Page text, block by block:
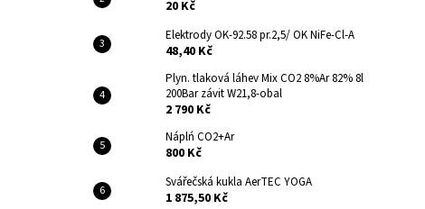
20 Kč
Elektrody OK-92.58 pr.2,5/ OK NiFe-Cl-A
48,40 Kč
Plyn. tlaková láhev Mix CO2 8%Ar 82% 8l
200Bar závit W21,8-obal
2 790 Kč
Náplń CO2+Ar
800 Kč
Svářečská kukla AerTEC YOGA
1 875,50 Kč